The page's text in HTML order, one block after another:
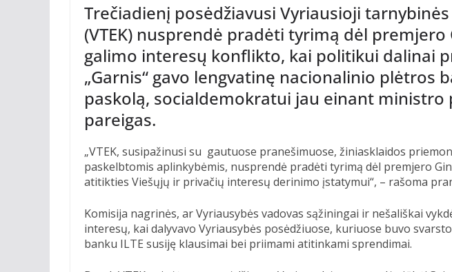
Trečiadienį posėdžiavusi Vyriausioji
(VTEK) nusprendė pradėti tyrimą dėl
galimo interesų konflikto, kai politikui dalinai
„Garnis“ gavo lengvatinę nacionalinio plėtros
paskolą, socialdemokratui jau einant ministro
pareigas.
„VTEK, susipažinusi su gautuose pranešimuose, žiniasklaidos
paskelbtomis aplinkybėmis, nusprendė pradėti tyrimą dėl premjero
atitikties Viešųjų ir privačių interesų derinimo įstatymui“, – rašoma
Komisija nagrinės, ar Vyriausybės vadovas sąžiningai ir nešališkai
interesų, kai dalyvavo Vyriausybės posėdžiuose, kuriuose buvo
banku ILTE susiję klausimai bei priimami atitinkami sprendimai.